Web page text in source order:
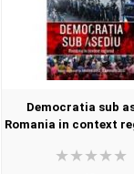
Democratia sub
Romania in context
Gussi